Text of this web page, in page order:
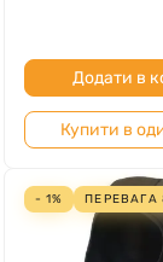
Додати в
Купити в
- 1% ПЕРЕВАГА